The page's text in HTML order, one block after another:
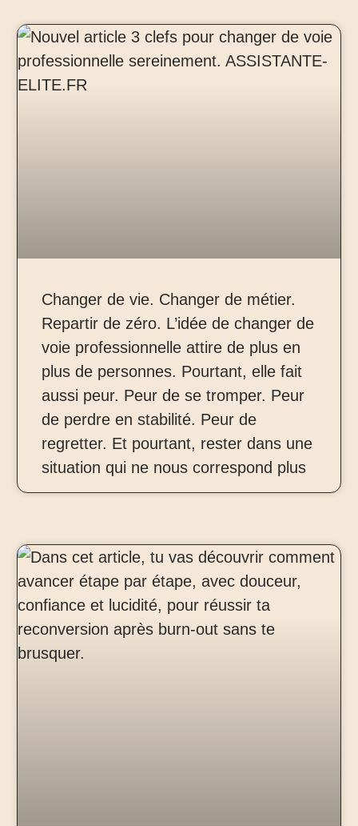
Changer de vie. Changer de métier.
Repartir de zéro. L’idée de changer de
voie professionnelle attire de plus en
plus de personnes. Pourtant, elle fait
aussi peur. Peur de se tromper. Peur
de perdre en stabilité. Peur de
regretter. Et pourtant, rester dans une
situation qui ne nous correspond plus